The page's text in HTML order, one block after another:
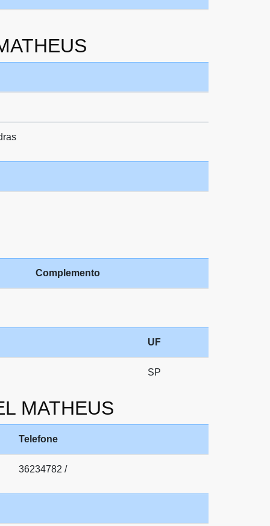
Complemento
UF
SP
MATHEUS
Telefone
36234782 /